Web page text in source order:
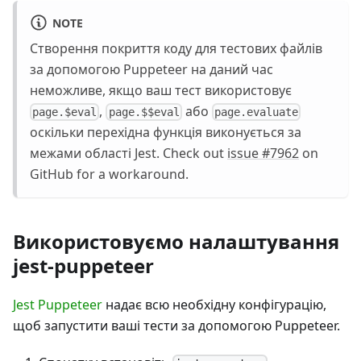
NOTE
Створення покриття коду для тестових файлів
за допомогою Puppeteer на даний час
неможливе, якщо ваш тест використовує
page.$eval , page.$$eval або page.evaluate
оскільки перехідна функція виконується за
межами області Jest. Check out issue #7962 on
GitHub for a workaround.
Використовуємо налаштування
jest-puppeteer
Jest Puppeteer надає всю необхідну конфігурацію,
щоб запустити ваші тести за допомогою Puppeteer.